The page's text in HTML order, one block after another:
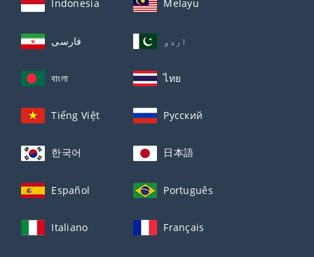
Indonesia Melayu
فارسی اردو
বাংলা ไทย
Tiếng Việt Русский
한국어 日本語
Español Português
Italiano Français